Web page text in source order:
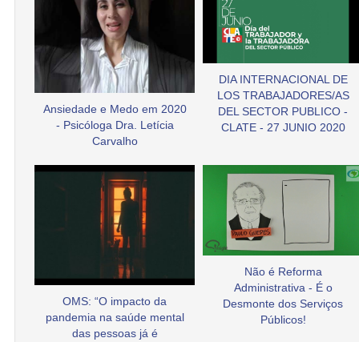
Ansiedade e Medo em 2020
- Psicóloga Dra. Letícia
Carvalho
DIA INTERNACIONAL DE
LOS TRABAJADORES/AS
DEL SECTOR PUBLICO -
CLATE - 27 JUNIO 2020
OMS: “O impacto da
pandemia na saúde mental
das pessoas já é
Não é Reforma
Administrativa - É o
Desmonte dos Serviços
Públicos!